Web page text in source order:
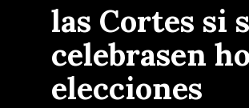
las Cortes si
celebrasen
elecciones